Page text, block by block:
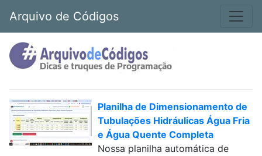
Arquivo de Códigos
Planilha de Dimensionamento de
Tubulações Hidráulicas Água Fria
e Água Quente Completa
Nossa planilha automática de